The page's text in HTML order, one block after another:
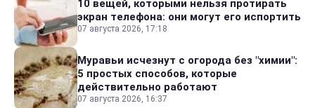
10 вещей, которыми нельзя протирать
экран телефона: они могут его испортить
07 августа 2026, 17:18
Муравьи исчезнут с огорода без "химии":
5 простых способов, которые
действительно работают
07 августа 2026, 16:37